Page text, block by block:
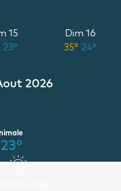
15
23°
Dim 16
35° 24°
2026